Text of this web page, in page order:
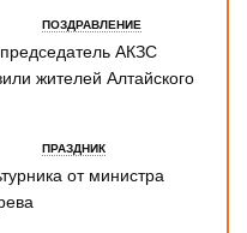
ПОЗДРАВЛЕНИЕ
АКЗС
жителей Алтайского
ПРАЗДНИК
от министра